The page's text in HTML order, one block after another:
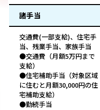
諸手当
交通費(一部支給)、住宅手
当、残業手当、家族手当
●交通費（月額5万円まで
支給）
●住宅補助手当（対象区域
に住むと月額30,000円の住
宅補助支給）
●勤続手当